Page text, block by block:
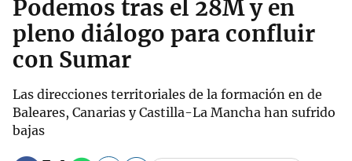
Podemos tras el 28M y en
pleno diálogo para confluir
con Sumar
Las direcciones territoriales de la formación en de
Baleares, Canarias y Castilla-La Mancha han sufrido
bajas